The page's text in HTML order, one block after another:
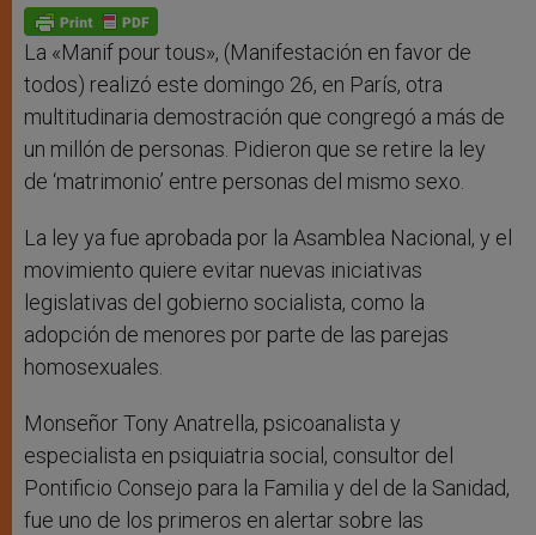
p
p
g
e
r
o
k
La «Manif pour tous», (Manifestación en favor de
todos) realizó este domingo 26, en París, otra
multitudinaria demostración que congregó a más de
un millón de personas. Pidieron que se retire la ley
de ‘matrimonio’ entre personas del mismo sexo.
La ley ya fue aprobada por la Asamblea Nacional, y el
movimiento quiere evitar nuevas iniciativas
legislativas del gobierno socialista, como la
adopción de menores por parte de las parejas
homosexuales.
Monseñor Tony Anatrella, psicoanalista y
especialista en psiquiatria social, consultor del
Pontificio Consejo para la Familia y del de la Sanidad,
fue uno de los primeros en alertar sobre las